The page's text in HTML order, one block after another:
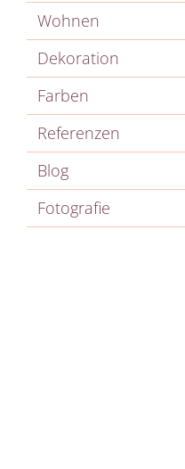
Wohnen
Dekoration
Farben
Referenzen
Blog
Fotografie